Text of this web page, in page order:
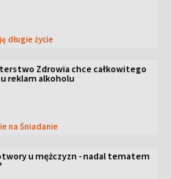
długie życie
Zdrowia chce całkowitego
reklam alkoholu
na Śniadanie
u mężczyzn - nadal tematem